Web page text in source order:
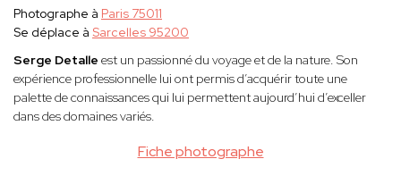
Fiche photographe
Photographe à Paris 75011
Se déplace à Sarcelles 95200
Serge Detalle est un passionné du voyage et de la nature. Son
expérience professionnelle lui ont permis d’acquérir toute une
palette de connaissances qui lui permettent aujourd’hui d’exceller
dans des domaines variés.